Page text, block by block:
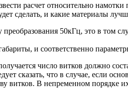
расчет относительно
сделать, и какие материалы
преобразования 50кГц, это в том
и соответственно
число витков должно
сказать, что в случае, если
витков. В непременном порядке